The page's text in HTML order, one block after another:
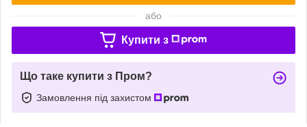
або
Купити з
Що таке купити з Пром?
Замовлення під захистом